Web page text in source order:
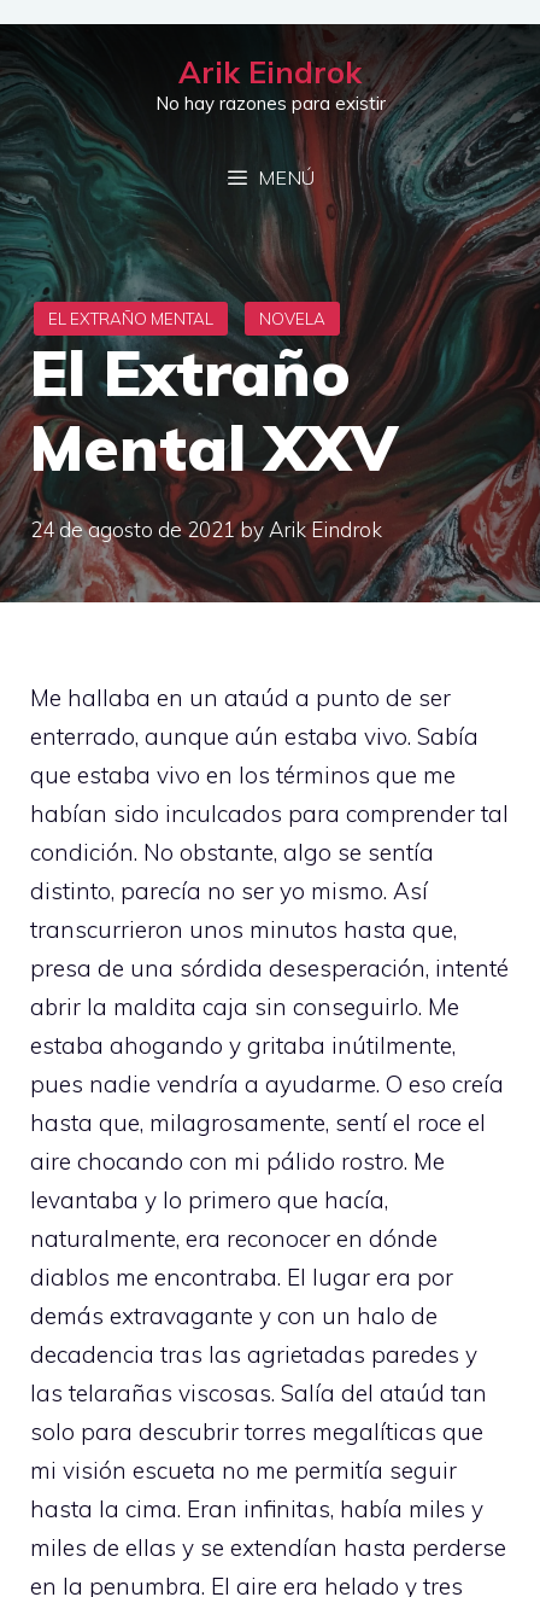
Saltar
al
contenido
Arik Eindrok
No hay razones para existir
MENÚ
El Extraño
Mental XXV
24 de agosto de 2021by Arik Eindrok
Me hallaba en un ataúd a punto de ser
enterrado, aunque aún estaba vivo. Sabía
que estaba vivo en los términos que me
habían sido inculcados para comprender tal
condición. No obstante, algo se sentía
distinto, parecía no ser yo mismo. Así
transcurrieron unos minutos hasta que,
presa de una sórdida desesperación, intenté
abrir la maldita caja sin conseguirlo. Me
estaba ahogando y gritaba inútilmente,
pues nadie vendría a ayudarme. O eso creía
hasta que, milagrosamente, sentí el roce el
aire chocando con mi pálido rostro. Me
levantaba y lo primero que hacía,
naturalmente, era reconocer en dónde
diablos me encontraba. El lugar era por
demás extravagante y con un halo de
decadencia tras las agrietadas paredes y
las telarañas viscosas. Salía del ataúd tan
solo para descubrir torres megalíticas que
mi visión escueta no me permitía seguir
hasta la cima. Eran infinitas, había miles y
miles de ellas y se extendían hasta perderse
en la penumbra. El aire era helado y tres